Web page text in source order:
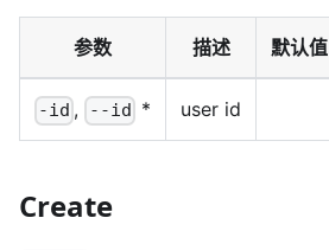
参数 描述 默认值
-id , --id * user id
Create